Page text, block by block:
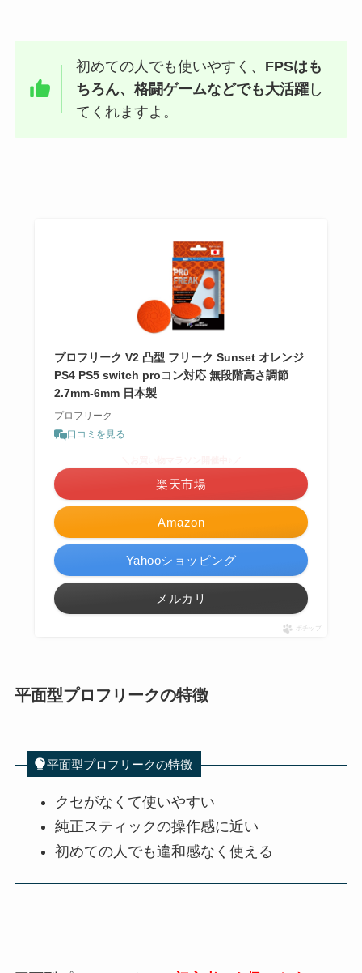
初めての人でも使いやすく、 FPSはも
ちろん、格闘ゲームなどでも大活躍 し
てくれますよ。
プロフリーク V2 凸型 フリーク Sunset オレンジ
PS4 PS5 switch proコン対応 無段階高さ調節
2.7mm-6mm 日本製
プロフリーク
口コミを見る
Amazon
楽天市場
Yahooショッピング
メルカリ
ポチップ
平面型プロフリークの特徴
平面型プロフリークの特徴
クセがなくて使いやすい
純正スティックの操作感に近い
初めての人でも違和感なく使える